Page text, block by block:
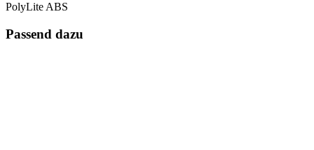
PolyLite ABS
Passend dazu